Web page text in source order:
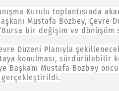
Kurulu toplantısında
Mustafa Bozbey, Çevre
bir değişim ve dönüşüm
Düzeni Planıyla
konulması, sürdürülebilir
Başkanı Mustafa Bozbey
gerçekleştirildi.